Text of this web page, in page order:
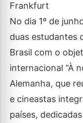
Frankfurt
No dia 1º de
duas estudantes
Brasil com o
internacional “À
Alemanha, que
e cineastas
países,